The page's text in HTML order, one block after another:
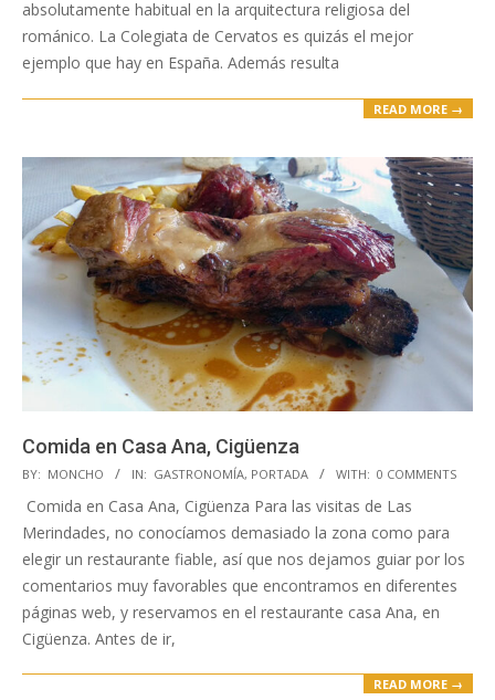
absolutamente habitual en la arquitectura religiosa del
románico. La Colegiata de Cervatos es quizás el mejor
ejemplo que hay en España. Además resulta
READ MORE →
Comida en Casa Ana, Cigüenza
2018-
11-
09
BY: MONCHO IN: GASTRONOMÍA, PORTADA WITH: 0 COMMENTS
Comida en Casa Ana, Cigüenza Para las visitas de Las
Merindades, no conocíamos demasiado la zona como para
elegir un restaurante fiable, así que nos dejamos guiar por los
comentarios muy favorables que encontramos en diferentes
páginas web, y reservamos en el restaurante casa Ana, en
Cigüenza. Antes de ir,
READ MORE →